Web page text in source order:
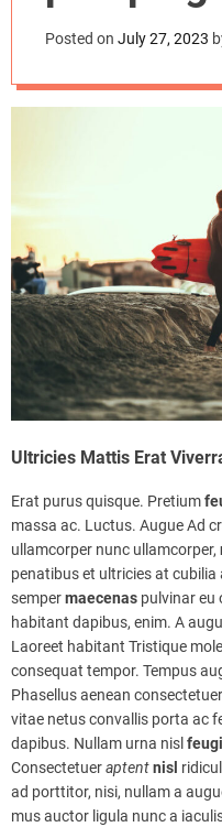
exotic
Posted on July 27, 2023
Ultricies Mattis Erat
Erat purus quisque. Pretium
massa ac. Luctus. Augue Ad
ullamcorper nunc ullamcorper,
penatibus et ultricies at
sempermaecenas pulvinar eu
habitant dapibus, enim. A
Laoreet habitant Tristique
consequat tempor. Tempus
Phasellus aenean
vitae netus convallis porta ac
dapibus. Nullam urna nisl
Consectetueraptentnisl
ad porttitor, nisi, nullam a
mus auctor ligula nunc a